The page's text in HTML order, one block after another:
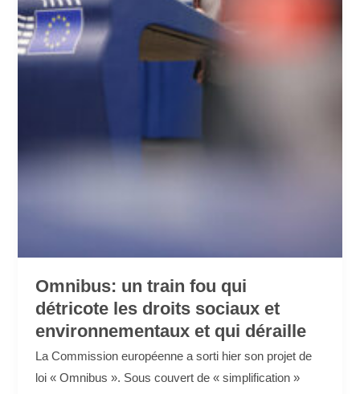
Omnibus: un train fou qui
détricote les droits sociaux et
environnementaux et qui déraille
La Commission européenne a sorti hier son projet de
loi « Omnibus ». Sous couvert de « simplification »
et
qui
déraille